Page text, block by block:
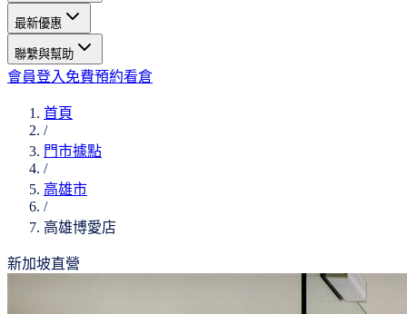
最新優惠
聯繫與幫助
會員登入 免費預約看倉
首頁
/
門市據點
/
高雄市
/
高雄博愛店
新加坡直營